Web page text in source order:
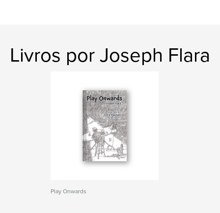
Livros por Joseph Flara
Play Onwards